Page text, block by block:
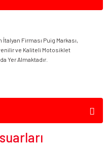
Firması Puig Markası,
ve Kaliteli Motosiklet
Yer Almaktadır.